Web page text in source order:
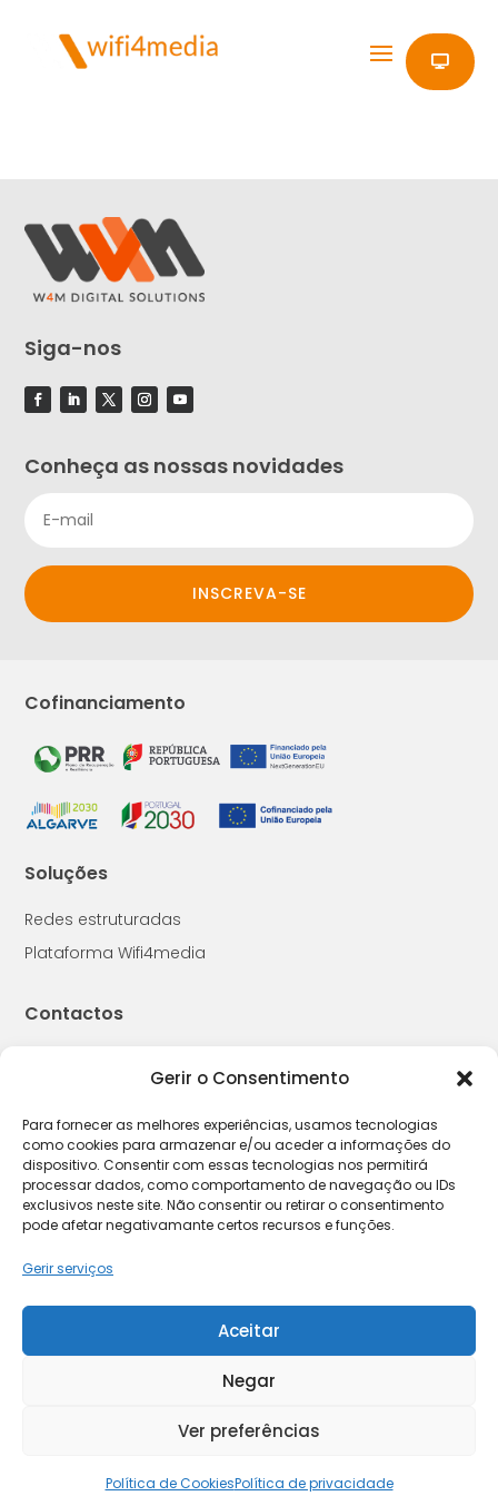
Gerir o Consentimento
Para fornecer as melhores experiências, usamos tecnologias
como cookies para armazenar e/ou aceder a informações do
dispositivo. Consentir com essas tecnologias nos permitirá
processar dados, como comportamento de navegação ou IDs
exclusivos neste site. Não consentir ou retirar o consentimento
pode afetar negativamante certos recursos e funções.
Gerir serviços
Aceitar
Negar
Ver preferências
Política de CookiesPolítica de privacidade
Siga-nos
Conheça as nossas novidades
INSCREVA-SE
Cofinanciamento
Soluções
Redes estruturadas
Plataforma Wifi4media
Contactos
Certificação
2026 © W4M
Política de Privacidade